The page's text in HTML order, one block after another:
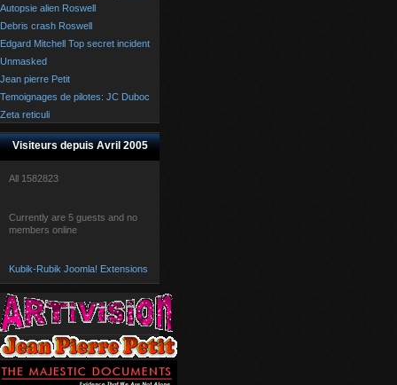
Autopsie alien Roswell
Debris crash Roswell
Edgard Mitchell Top secret incident
Unmasked
Jean pierre Petit
Temoignages de pilotes: JC Duboc
Zeta reticuli
Visiteurs depuis Avril 2005
All 1582823
Currently are 5 guests and no
members online
Kubik-Rubik Joomla! Extensions